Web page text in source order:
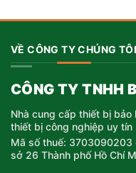
VỀ CÔNG TY CHÚNG TÔI
CÔNG TY TNHH
Nhà cung cấp thiết bị bảo
thiết bị công nghiệp uy tín
Mã số thuế:
sở 26 Thành phố Hồ Chí